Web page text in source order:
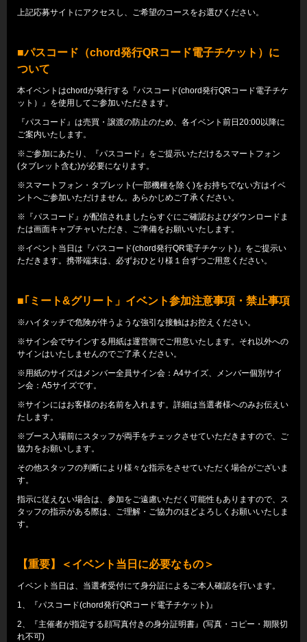
上記応募サイトにアクセスし、ご希望のコースをお選びください。
■パスコード（chord発行QRコード電子チケット）に
ついて
本イベントはchordが発行する『パスコード(chord発行QRコード電子チケ
ット）』を使用してご参加いただきます。
『パスコード』は売買・譲渡の防止のため、各イベント前日20:00以降に
ご案内いたします。
※ご参加にあたり、『パスコード』をご提示いただけるスマートフォン
(タブレット含む)が必要になります。
※スマートフォン・タブレット(一部機種を除く)をお持ちでない方はイベ
ントへご参加いただけません。あらかじめご了承ください。
※『パスコード』が配信されましたらすぐにご確認およびダウンロードま
たは画面キャプチャいただき、ご準備をお願いいたします。
※イベント当日は『パスコード(chord発行QR電子チケット)』をご提示い
ただきます。携帯端末は、必ずおひとり様１台ずつご用意ください。
■｢ミート&グリート」イベント参加注意事項・禁止事項
※ハイタッチで危険が伴うような強引な接触はお控えください。
※サイン会でサインする用紙は運営側でご用意いたします。それ以外への
サインはいたしませんのでご了承ください。
※用紙のサイズはメンバー全員サイン会：A4サイズ、メンバー個別サイ
ン会：A5サイズです。
※サインにはお客様のお名前を入れます。詳細は当選者様へのみお伝えい
たします。
※ブース入場前にスタッフが両手をチェックさせていただきますので、ご
協力をお願いします。
その他スタッフの判断により様々な指示をさせていただく場合がございま
す。
指示に従えない場合は、参加をご遠慮いただく可能性もありますので、ス
タッフの指示がある際は、ご理解・ご協力のほどよろしくお願いいたしま
す。
【重要】＜イベント当日に必要なもの＞
イベント当日は、当選者受付にて身分証によるご本人確認を行います。
1、『パスコード(chord発行QRコード電子チケット)』
2、『主催者が指定する顔写真付きの身分証明書』(写真・コピー・期限切
れ不可)